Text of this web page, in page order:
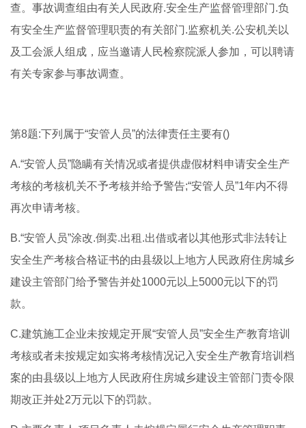
查。事故调查组由有关人民政府.安全生产监督管理部门.负
有安全生产监督管理职责的有关部门.监察机关.公安机关以
及工会派人组成，应当邀请人民检察院派人参加，可以聘请
有关专家参与事故调查。
第8题:下列属于“安管人员”的法律责任主要有()
A.“安管人员”隐瞒有关情况或者提供虚假材料申请安全生产
考核的考核机关不予考核并给予警告;“安管人员”1年内不得
再次申请考核。
B.“安管人员”涂改.倒卖.出租.出借或者以其他形式非法转让
安全生产考核合格证书的由县级以上地方人民政府住房城乡
建设主管部门给予警告并处1000元以上5000元以下的罚
款。
C.建筑施工企业未按规定开展“安管人员”安全生产教育培训
考核或者未按规定如实将考核情况记入安全生产教育培训档
案的由县级以上地方人民政府住房城乡建设主管部门责令限
期改正并处2万元以下的罚款。